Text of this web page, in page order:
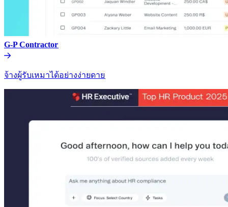
G-P Contractor​​
จ้างผู้รับเหมาได้อย่างง่ายดาย​​